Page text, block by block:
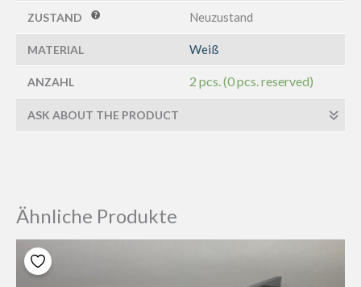
ZUSTAND Neuzustand
MATERIAL Weiß
ANZAHL 2 pcs. (0 pcs. reserved)
ASK ABOUT THE PRODUCT
Ähnliche Produkte